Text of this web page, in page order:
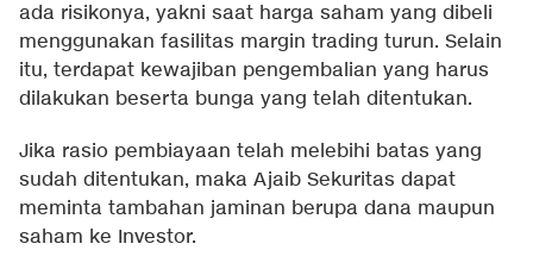
ada risikonya, yakni saat harga saham yang dibeli
menggunakan fasilitas margin trading turun. Selain
itu, terdapat kewajiban pengembalian yang harus
dilakukan beserta bunga yang telah ditentukan.
Jika rasio pembiayaan telah melebihi batas yang
sudah ditentukan, maka Ajaib Sekuritas dapat
meminta tambahan jaminan berupa dana maupun
saham ke Investor.